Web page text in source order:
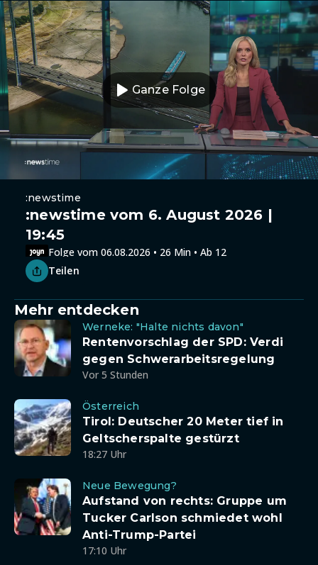
Ganze Folge
:newstime
:newstime vom 6. August 2026 |
19:45
Folge vom 06.08.2026 • 26 Min • Ab 12
Teilen
Mehr entdecken
Werneke: "Halte nichts davon"
Rentenvorschlag der SPD: Verdi
gegen Schwerarbeitsregelung
Vor 5 Stunden
Österreich
Tirol: Deutscher 20 Meter tief in
Geltscherspalte gestürzt
18:27 Uhr
Neue Bewegung?
Aufstand von rechts: Gruppe um
Tucker Carlson schmiedet wohl
Anti-Trump-Partei
17:10 Uhr